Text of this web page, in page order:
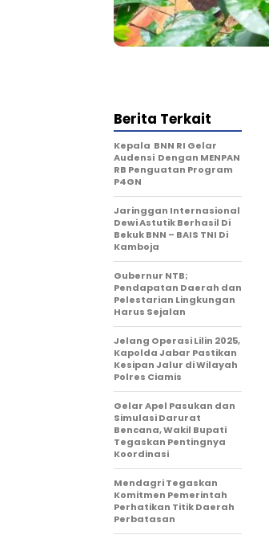
Berita Terkait
Kepala BNN RI Gelar
Audensi Dengan MENPAN
RB Penguatan Program
P4GN
Jaringgan Internasional
Dewi Astutik Berhasil Di
Bekuk BNN – BAIS TNI Di
Kamboja
Gubernur NTB;
Pendapatan Daerah dan
Pelestarian Lingkungan
Harus Sejalan
Jelang Operasi Lilin 2025,
Kapolda Jabar Pastikan
Kesipan Jalur di Wilayah
Polres Ciamis
Gelar Apel Pasukan dan
Simulasi Darurat
Bencana, Wakil Bupati
Tegaskan Pentingnya
Koordinasi
Mendagri Tegaskan
Komitmen Pemerintah
Perhatikan Titik Daerah
Perbatasan